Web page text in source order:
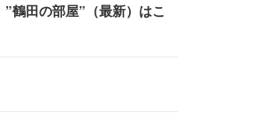
田の部屋”（最新）はこ